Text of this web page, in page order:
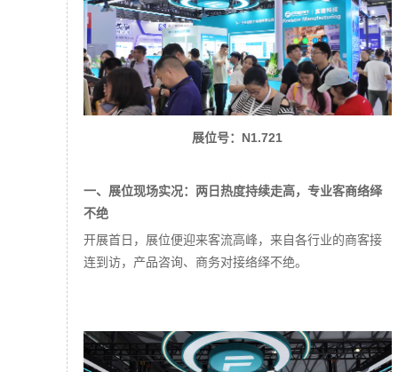
展位号：N1.721
一、展位现场实况：两日热度持续走高，专业客商络绎
不绝
开展首日，展位便迎来客流高峰，来自各行业的商客接
连到访，产品咨询、商务对接络绎不绝。